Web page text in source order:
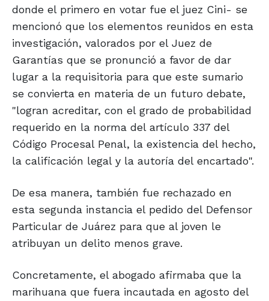
donde el primero en votar fue el juez Cini- se
mencionó que los elementos reunidos en esta
investigación, valorados por el Juez de
Garantías que se pronunció a favor de dar
lugar a la requisitoria para que este sumario
se convierta en materia de un futuro debate,
"logran acreditar, con el grado de probabilidad
requerido en la norma del artículo 337 del
Código Procesal Penal, la existencia del hecho,
la calificación legal y la autoría del encartado".
De esa manera, también fue rechazado en
esta segunda instancia el pedido del Defensor
Particular de Juárez para que al joven le
atribuyan un delito menos grave.
Concretamente, el abogado afirmaba que la
marihuana que fuera incautada en agosto del